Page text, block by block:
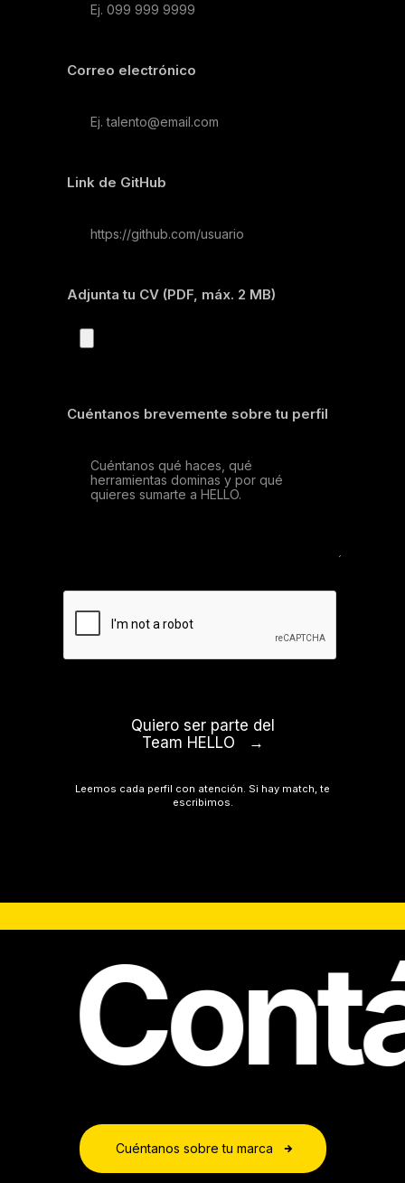
Correo electrónico
Link de GitHub
Adjunta tu CV (PDF, máx. 2 MB)
Cuéntanos brevemente sobre tu perfil
Quiero ser parte del
Team HELLO
Leemos cada perfil con atención. Si hay match, te
escribimos.
Cuéntanos sobre tu marca